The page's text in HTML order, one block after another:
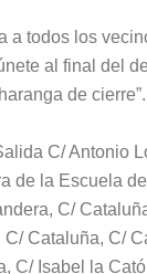
a todos los
al final del
de cierre”.
C/ Antonio
de la Escuela
C/
C/ Cataluña, C/
C/ Isabel la